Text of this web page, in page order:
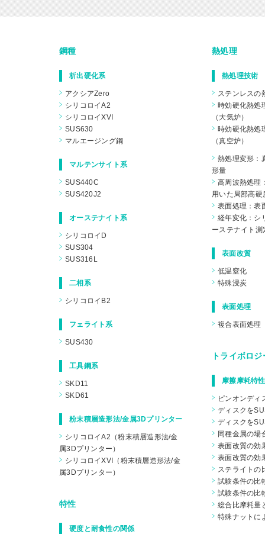
鋼種
析出硬化系
アクシアZero
シリコロイA2
シリコロイXVI
SUS630
マルエージング鋼
マルテンサイト系
SUS440C
SUS420J2
オーステナイト系
シリコロイD
SUS304
SUS316L
二相系
シリコロイB2
フェライト系
SUS430
工具鋼系
SKD11
SKD61
粉末積層造形法/金属3Dプリンター
シリコロイA2（粉末積層造形法/金
属3Dプリンター）
シリコロイXVI（粉末積層造形法/金
属3Dプリンター）
特性
硬度と耐食性の関係
熱処理
熱処理技術
ステンレスの
時効硬化熱処
（大気炉）
時効硬化熱処
（真空炉）
熱処理変形：
形量
高周波熱処理
用いた局部高硬
表面処理：表
経年変化：シ
ーステナイト測
表面改質
低温窒化
特殊浸炭
表面処理
複合表面処理
トライボロジ
摩擦摩耗特
ピンオンディ
ディスクを
ディスクを
同種金属の場
表面改質の効
表面改質の効
ステライトの
試験条件の比
試験条件の比
総合比摩耗量
特殊ナットに